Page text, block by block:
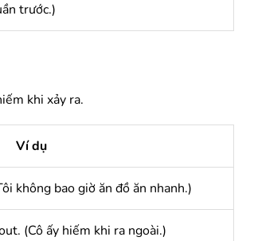
trước.)
khi xảy ra.
Ví dụ
không bao giờ ăn đồ ăn nhanh.)
(Cô ấy hiếm khi ra ngoài.)